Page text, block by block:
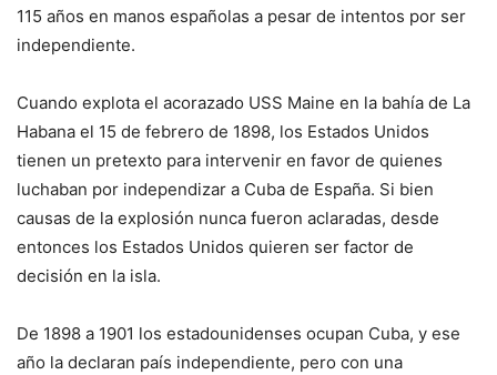
115 años en manos españolas a pesar de intentos por ser
independiente.
Cuando explota el acorazado USS Maine en la bahía de La
Habana el 15 de febrero de 1898, los Estados Unidos
tienen un pretexto para intervenir en favor de quienes
luchaban por independizar a Cuba de España. Si bien
causas de la explosión nunca fueron aclaradas, desde
entonces los Estados Unidos quieren ser factor de
decisión en la isla.
De 1898 a 1901 los estadounidenses ocupan Cuba, y ese
año la declaran país independiente, pero con una